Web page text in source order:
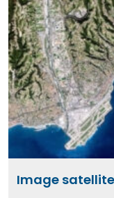
Image